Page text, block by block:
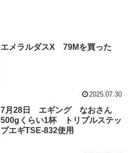
エメラルダスX 79Mを買った
2025.07.30
7月28日 エギング なおさん
500gくらい1杯 トリプルステッ
プエギTSE-832使用